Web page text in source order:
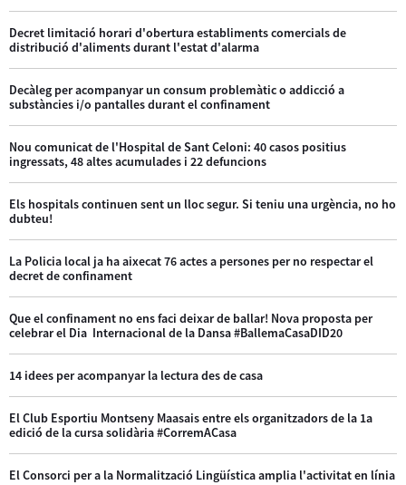
Decret limitació horari d'obertura establiments comercials de
distribució d'aliments durant l'estat d'alarma
Decàleg per acompanyar un consum problemàtic o addicció a
substàncies i/o pantalles durant el confinament
Nou comunicat de l'Hospital de Sant Celoni: 40 casos positius
ingressats, 48 altes acumulades i 22 defuncions
Els hospitals continuen sent un lloc segur. Si teniu una urgència, no ho
dubteu!
La Policia local ja ha aixecat 76 actes a persones per no respectar el
decret de confinament
Que el confinament no ens faci deixar de ballar! Nova proposta per
celebrar el Dia Internacional de la Dansa #BallemaCasaDID20
14 idees per acompanyar la lectura des de casa
El Club Esportiu Montseny Maasais entre els organitzadors de la 1a
edició de la cursa solidària #CorremACasa
El Consorci per a la Normalització Lingüística amplia l'activitat en línia